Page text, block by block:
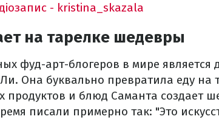
- kristina_skazala
на тарелке шедевры
фуд-арт-блогеров в мире
Она буквально превратила еду на
продуктов и блюд Саманта создает
писали примерно так: "Это